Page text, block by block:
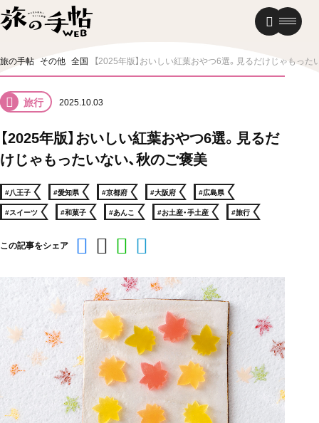
旅の手帖 その他 全国 【2025年版】おいしい紅葉おやつ6選。見るだけじゃもった
旅行 2025.10.03
【2025年版】おいしい紅葉おやつ6選。見るだ
けじゃもったいない、秋のご褒美
#八王子 #愛知県 #京都府 #大阪府
#広島県
#スイーツ
#和菓子 #あんこ #お土産・手土産 #旅行
この記事をシェア
温泉
グルメ
街歩き
ニュース
新着記事